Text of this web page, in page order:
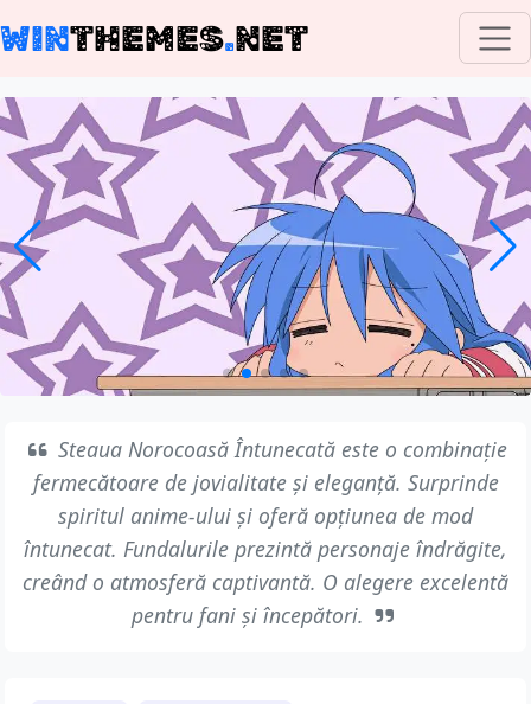
WINTHEMES.NET
Steaua Norocoasă Întunecată este o combinație
fermecătoare de jovialitate și eleganță. Surprinde
spiritul anime-ului și oferă opțiunea de mod
întunecat. Fundalurile prezintă personaje îndrăgite,
creând o atmosferă captivantă. O alegere excelentă
pentru fani și începători.